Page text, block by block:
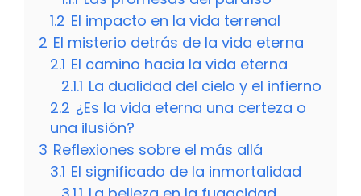
1.2 El impacto en la vida terrenal
2 El misterio detrás de la vida eterna
2.1 El camino hacia la vida eterna
2.1.1 La dualidad del cielo y el infierno
2.2 ¿Es la vida eterna una certeza o
una ilusión?
3 Reflexiones sobre el más allá
3.1 El significado de la inmortalidad